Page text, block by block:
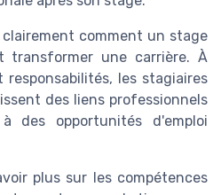
comment un stage
transformer une carrière. À
les stagiaires
des liens professionnels
des opportunités d'emploi
plus sur les compétences